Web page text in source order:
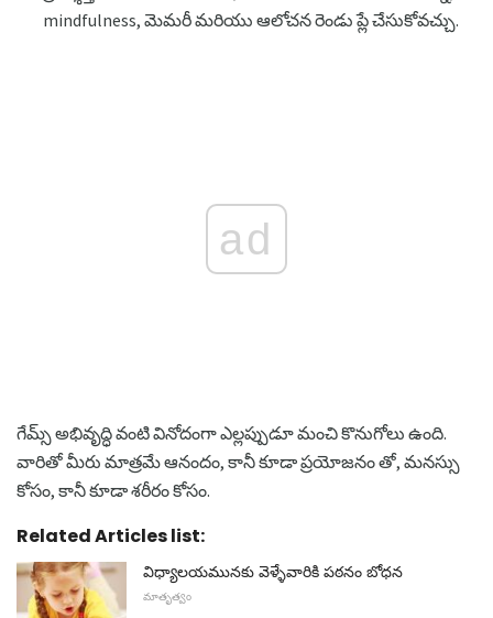
mindfulness, మెమరీ మరియు ఆలోచన రెండు ప్లే చేసుకోవచ్చు.
ad
గేమ్స్ అభివృద్ధి వంటి వినోదంగా ఎల్లప్పుడూ మంచి కొనుగోలు ఉంది.
వారితో మీరు మాత్రమే ఆనందం, కానీ కూడా ప్రయోజనం తో, మనస్సు
కోసం, కానీ కూడా శరీరం కోసం.
Related Articles list:
విధ్యాలయమునకు వెళ్ళేవారికి పఠనం బోధన
మాతృత్వం